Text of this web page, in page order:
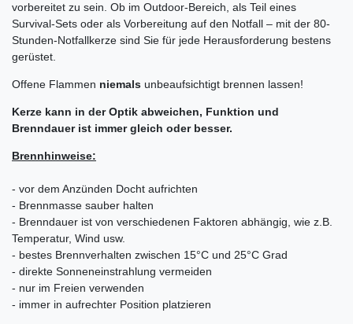
vorbereitet zu sein. Ob im Outdoor-Bereich, als Teil eines
Survival-Sets oder als Vorbereitung auf den Notfall – mit der 80-
Stunden-Notfallkerze sind Sie für jede Herausforderung bestens
gerüstet.
Offene Flammen niemals unbeaufsichtigt brennen lassen!
Kerze kann in der Optik abweichen, Funktion und
Brenndauer ist immer gleich oder besser.
Brennhinweise:
- vor dem Anzünden Docht aufrichten
- Brennmasse sauber halten
- Brenndauer ist von verschiedenen Faktoren abhängig, wie z.B.
Temperatur, Wind usw.
- bestes Brennverhalten zwischen 15°C und 25°C Grad
- direkte Sonneneinstrahlung vermeiden
- nur im Freien verwenden
- immer in aufrechter Position platzieren